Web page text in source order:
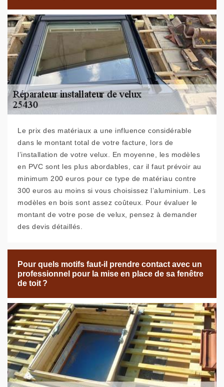
Le prix des matériaux a une influence considérable
dans le montant total de votre facture, lors de
l’installation de votre velux. En moyenne, les modèles
en PVC sont les plus abordables, car il faut prévoir au
minimum 200 euros pour ce type de matériau contre
300 euros au moins si vous choisissez l’aluminium. Les
modèles en bois sont assez coûteux. Pour évaluer le
montant de votre pose de velux, pensez à demander
des devis détaillés.
Pour quels motifs faut-il prendre contact avec un
professionnel pour la mise en place de sa fenêtre
de toit ?